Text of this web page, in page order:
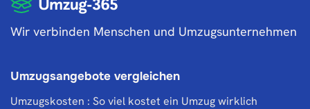
Wir verbinden Menschen und Umzugsunternehmen
Umzugsangebote vergleichen
Umzugskosten : So viel kostet ein Umzug wirklich